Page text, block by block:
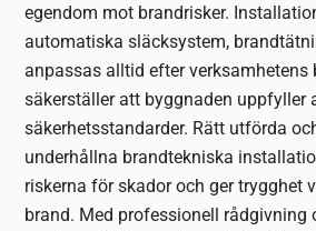
egendom mot brandrisker.
automatiska släcksystem,
anpassas alltid efter verksamhetens
säkerställer att byggnaden uppfyller
säkerhetsstandarder. Rätt utförda
underhållna brandtekniska
riskerna för skador och ger trygghet
brand. Med professionell rådgivning